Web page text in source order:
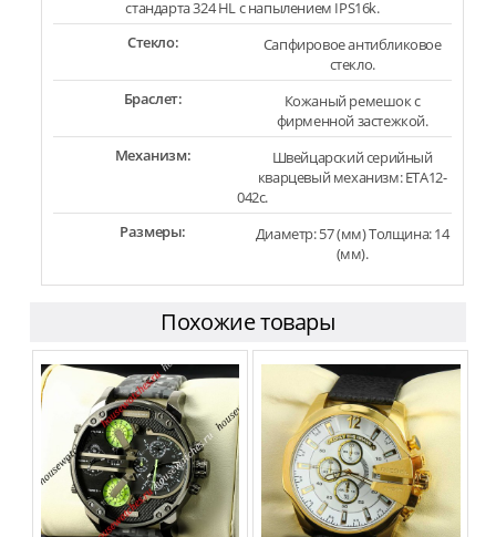
стандарта 324 HL с напылением IPS16k.
Стекло:
Сапфировое антибликовое
стекло.
Браслет:
Кожаный ремешок с
фирменной застежкой.
Механизм:
Швейцарский серийный
кварцевый механизм: ETA12-
042c.
Размеры:
Диаметр: 57 (мм) Толщина: 14
(мм).
Похожие товары